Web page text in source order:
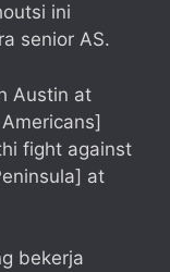
ini
senior AS.
Austin at
fight against
at
bekerja